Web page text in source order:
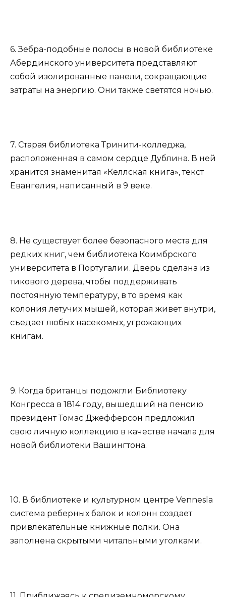
6. Зебра-подобные полосы в новой библиотеке
Абердинского университета представляют
собой изолированные панели, сокращающие
затраты на энергию. Они также светятся ночью.
7. Старая библиотека Тринити-колледжа,
расположенная в самом сердце Дублина. В ней
хранится знаменитая «Келлская книга», текст
Евангелия, написанный в 9 веке.
8. Не существует более безопасного места для
редких книг, чем библиотека Коимбрского
университета в Португалии. Дверь сделана из
тикового дерева, чтобы поддерживать
постоянную температуру, в то время как
колония летучих мышей, которая живет внутри,
съедает любых насекомых, угрожающих
книгам.
9. Когда британцы подожгли Библиотеку
Конгресса в 1814 году, вышедший на пенсию
президент Томас Джефферсон предложил
свою личную коллекцию в качестве начала для
новой библиотеки Вашингтона.
10. В библиотеке и культурном центре Vennesla
система реберных балок и колонн создает
привлекательные книжные полки. Она
заполнена скрытыми читальными уголками.